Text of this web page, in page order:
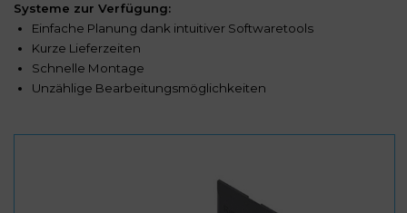
Systeme zur Verfügung:
Einfache Planung dank intuitiver Softwaretools
Kurze Lieferzeiten
Schnelle Montage
Unzählige Bearbeitungsmöglichkeiten